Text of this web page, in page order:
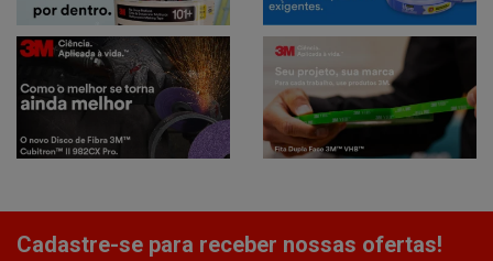
Cadastre-se para receber nossas ofertas!